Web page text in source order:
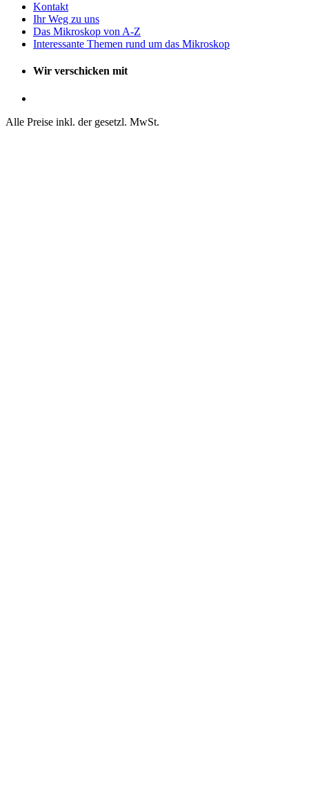
Kontakt
Ihr Weg zu uns
Das Mikroskop von A-Z
Interessante Themen rund um das Mikroskop
Wir verschicken mit
Alle Preise inkl. der gesetzl. MwSt.